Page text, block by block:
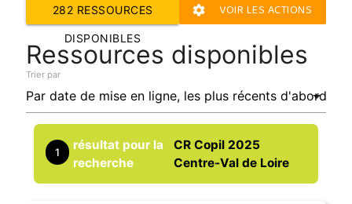
282 RESSOURCES
DISPONIBLES
settings
VOIR LES ACTIONS
Ressources disponibles
Trier par
1
résultat pour la
recherche
CR Copil 2025
Centre-Val de Loire